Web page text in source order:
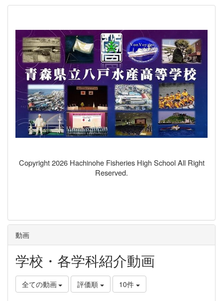
Copyright 2026 Hachinohe Fisheries High School All Right
Reserved.
動画
学校・各学科紹介動画
全ての動画 評価順 10件